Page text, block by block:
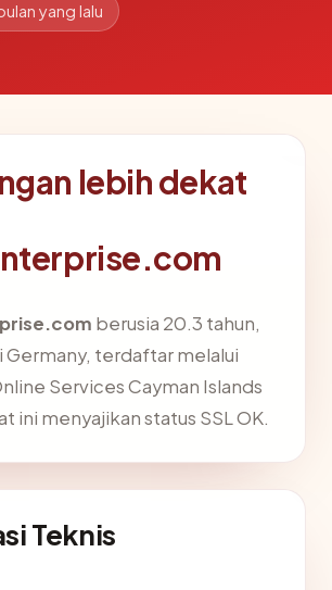
yang lalu
lebih dekat
berusia 20.3 tahun,
terdaftar melalui
Services Cayman Islands
ini menyajikan status SSL OK.
Teknis